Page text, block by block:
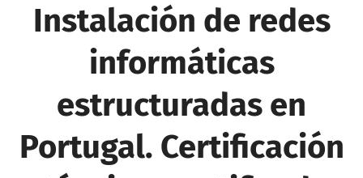
Instalación de redes
informáticas
estructuradas en
Portugal. Certificación